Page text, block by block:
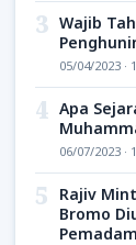
3 Wajib
05/04/2023
4 Apa
06/07/2023
5
Rajiv
Bromo